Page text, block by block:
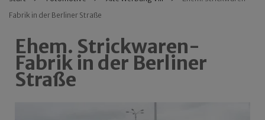
Fabrik in der Berliner Straße
Ehem. Strickwaren-
Fabrik in der Berliner
Straße